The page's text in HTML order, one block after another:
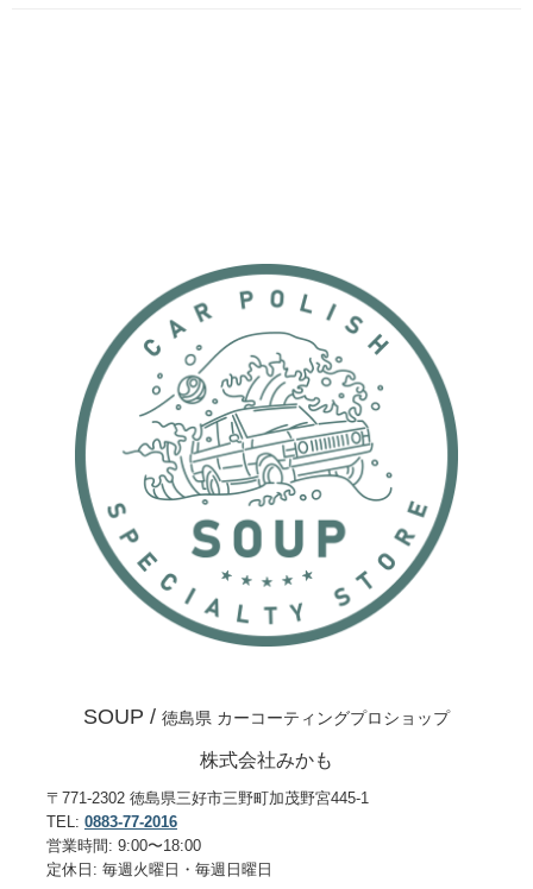
SOUP / 徳島県 カーコーティングプロショップ
株式会社みかも
〒771-2302 徳島県三好市三野町加茂野宮445-1
TEL: 0883-77-2016
営業時間: 9:00〜18:00
定休日: 毎週火曜日・毎週日曜日